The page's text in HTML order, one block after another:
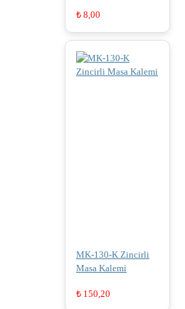
₺ 8,00
MK-130-K Zincirli
Masa Kalemi
₺ 150,20